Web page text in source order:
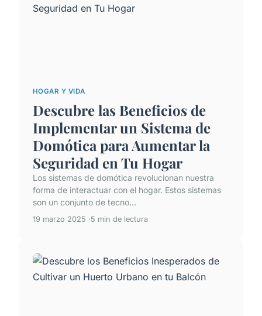
HOGAR Y VIDA
Descubre las Beneficios de
Implementar un Sistema de
Domótica para Aumentar la
Seguridad en Tu Hogar
Los sistemas de domótica revolucionan nuestra
forma de interactuar con el hogar. Estos sistemas
son un conjunto de tecno...
19 marzo 2025 5 min de lectura